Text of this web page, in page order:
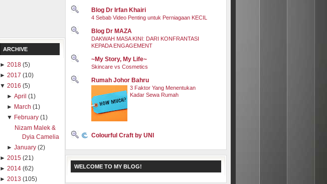
Blog Dr Irfan Khairi
4 Sebab Video Penting untuk Perniagaan KECIL
Blog Dr MAZA
DAKWAH MASA KINI: DARI KONFRANTASI
KEPADA ENGAGEMENT
~My Story, My Life~
Skincare vs Cosmetics
Rumah Johor Bahru
3 Faktor Yang Menentukan
Kadar Sewa Rumah
Colourful Craft by UNI
WELCOME TO MY BLOG!
ARCHIVE
► 2018 (5)
► 2017 (10)
▼ 2016 (5)
►April (1)
► March (1)
▼ February (1)
Nizam Malek &
Dyia Camelia
►January (2)
► 2015 (21)
► 2014 (62)
► 2013 (105)